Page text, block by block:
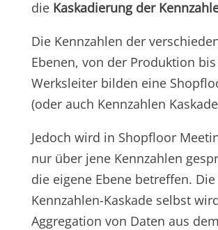
die Kaskadierung der
Die Kennzahlen der
Ebenen, von der Produktion
Werksleiter bilden eine
(oder auch Kennzahlen
Jedoch wird in Shopfloor
nur über jene Kennzahlen
die eigene Ebene betreffen. Die
Kennzahlen-Kaskade selbst
Aggregation von Daten aus